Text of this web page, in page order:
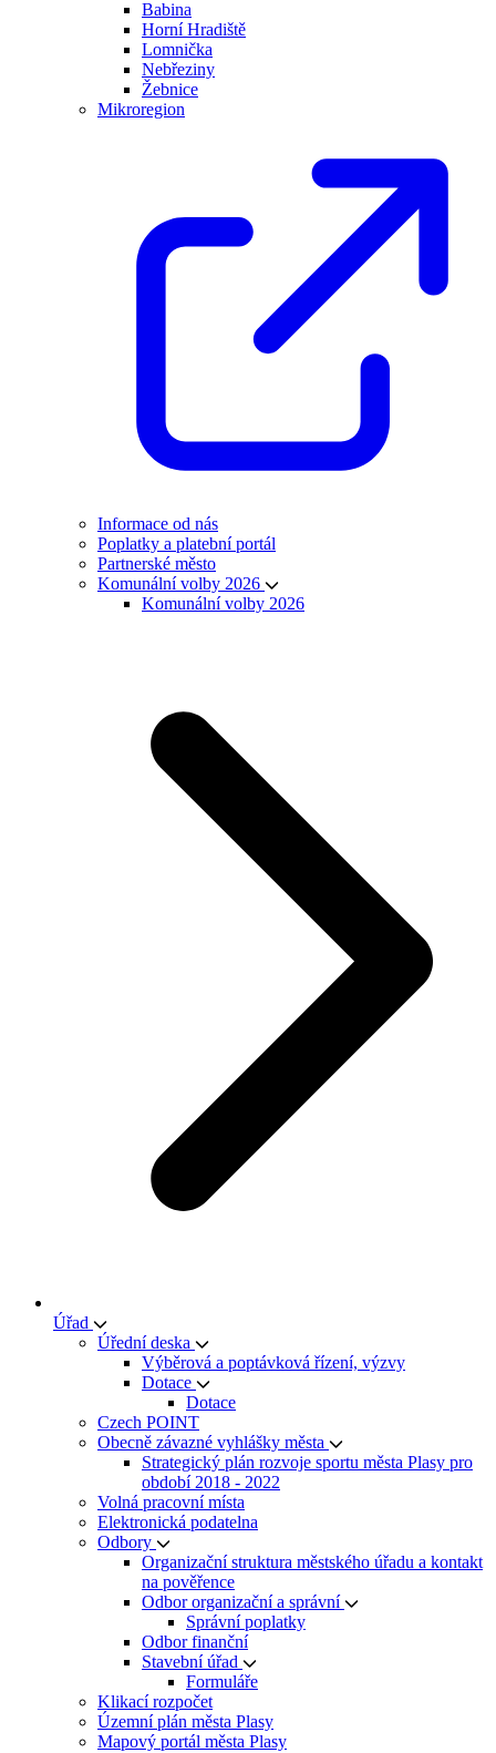
Babina
Horní Hradiště
Lomnička
Nebřeziny
Žebnice
Mikroregion
Informace od nás
Poplatky a platební portál
Partnerské město
Komunální volby 2026
Komunální volby 2026
Úřad
Úřední deska
Výběrová a poptávková řízení, výzvy
Dotace
Dotace
Czech POINT
Obecně závazné vyhlášky města
Strategický plán rozvoje sportu města Plasy pro
období 2018 - 2022
Volná pracovní místa
Elektronická podatelna
Odbory
Organizační struktura městského úřadu a kontakt
na pověřence
Odbor organizační a správní
Správní poplatky
Odbor finanční
Stavební úřad
Formuláře
Klikací rozpočet
Územní plán města Plasy
Mapový portál města Plasy